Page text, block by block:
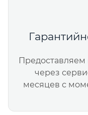
через
месяцев с